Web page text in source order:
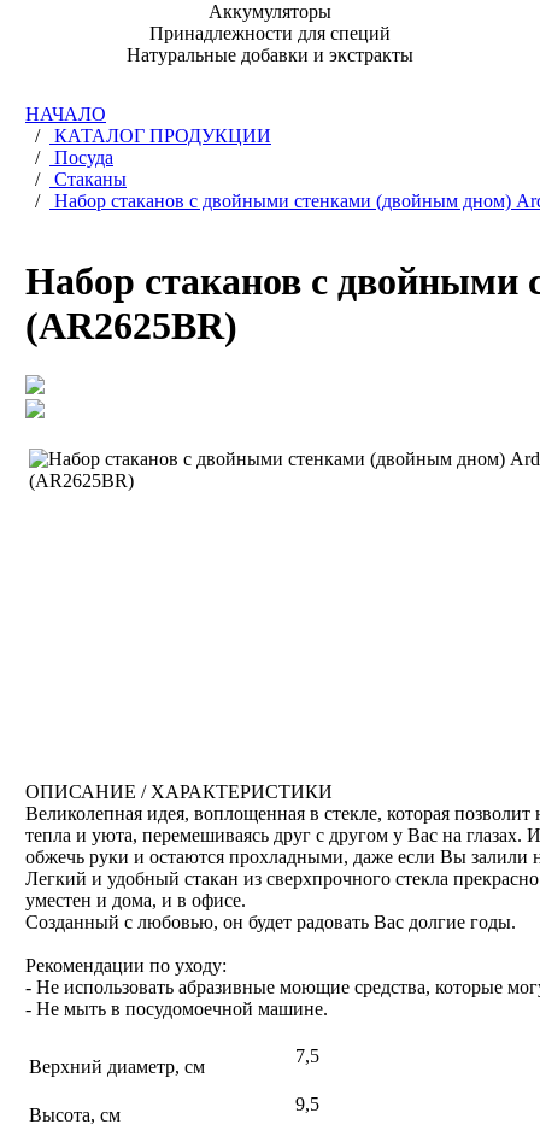
Аккумуляторы
Принадлежности для специй
Натуральные добавки и экстракты
НАЧАЛО
/
КАТАЛОГ ПРОДУКЦИИ
/
Посуда
/
Стаканы
/
Набор стаканов c двойными стенками (двойным дном)
Набор стаканов c
(AR2625BR)
ОПИСАНИЕ / ХАРАКТЕРИСТИКИ
Великолепная идея, воплощенная в стекле, которая
тепла и уюта, перемешиваясь друг с другом у Вас на глазах.
обжечь руки и остаются прохладными, даже если Вы залили
Легкий и удобный стакан из сверхпрочного стекла
уместен и дома, и в офисе.
Созданный с любовью, он будет радовать Вас долгие годы.
Рекомендации по уходу:
- Не использовать абразивные моющие средства, которые
- Не мыть в посудомоечной машине.
Верхний диаметр, см
7,5
Высота, см
9,5